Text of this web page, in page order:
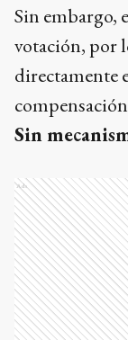
Sin embargo,
votación, por
directamente
Sin
Ads